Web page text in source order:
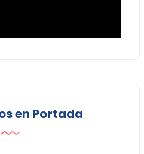
en Portada